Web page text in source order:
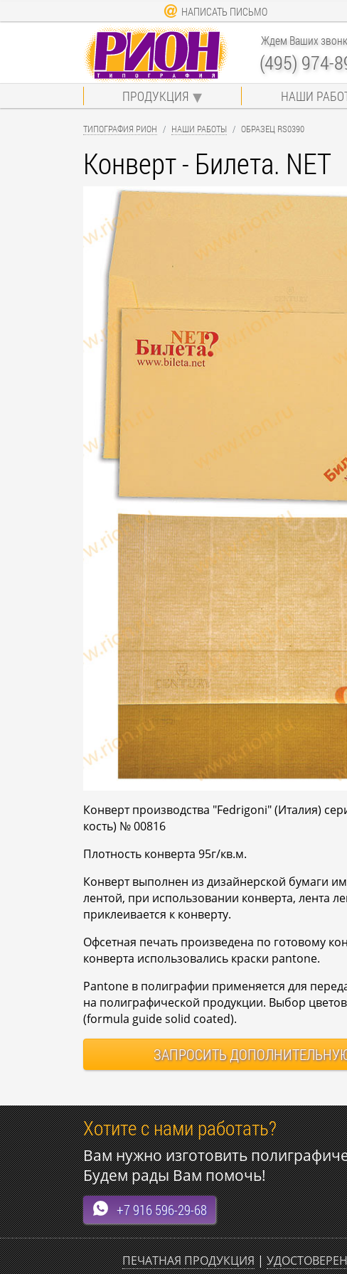
НАПИСАТЬ ПИСЬМО
Ждем Ваших
(495) 974-
ПРОДУКЦИЯ НАШИ
ТИПОГРАФИЯ РИОН НАШИ РАБОТЫ ОБРАЗЕЦ RS0390
Конверт - Билета. NET
Конверт производства "Fedrigoni" (Италия)
кость) № 00816
Плотность конверта 95г/кв.м.
Конверт выполнен из дизайнерской бумаги
лентой, при использовании конверта, лента
приклеивается к конверту.
Офсетная печать произведена по готовому
конверта использовались краски pantone.
Pantone в полиграфии применяется для
на полиграфической продукции. Выбор
(formula guide solid coated).
ЗАПРОСИТЬ
Хотите с нами работать?
Вам нужно изготовить
Будем рады Вам помочь!
+7 916 596-29-68
ПЕЧАТНАЯ ПРОДУКЦИЯ|